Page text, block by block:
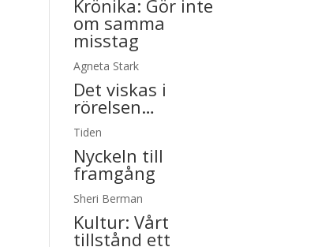
Krönika: Gör inte
om samma
misstag
Agneta Stark
Det viskas i
rörelsen…
Tiden
Nyckeln till
framgång
Sheri Berman
Kultur:Vårt
tillstånd ett